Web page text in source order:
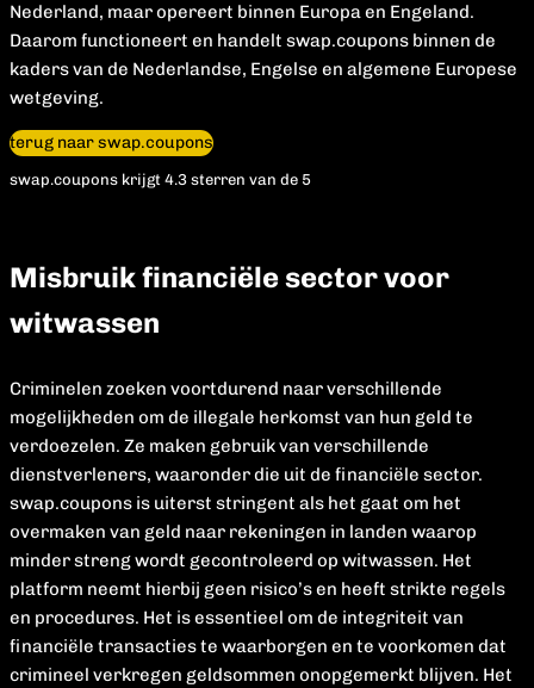
Nederland, maar opereert binnen Europa en Engeland.
Daarom functioneert en handelt swap.coupons binnen de
kaders van de Nederlandse, Engelse en algemene Europese
wetgeving.
terug naar swap.coupons
swap.coupons krijgt 4.3 sterren van de 5
Misbruik financiële sector voor
witwassen
Criminelen zoeken voortdurend naar verschillende
mogelijkheden om de illegale herkomst van hun geld te
verdoezelen. Ze maken gebruik van verschillende
dienstverleners, waaronder die uit de financiële sector.
swap.coupons is uiterst stringent als het gaat om het
overmaken van geld naar rekeningen in landen waarop
minder streng wordt gecontroleerd op witwassen. Het
platform neemt hierbij geen risico’s en heeft strikte regels
en procedures. Het is essentieel om de integriteit van
financiële transacties te waarborgen en te voorkomen dat
crimineel verkregen geldsommen onopgemerkt blijven. Het